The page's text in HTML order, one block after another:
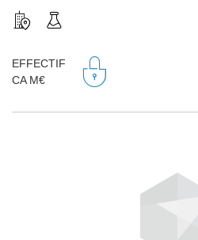
EFFECTIF
CA M€